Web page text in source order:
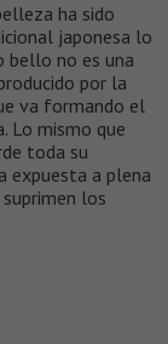
ha sido
japonesa lo
bello no es una
por la
va formando el
Lo mismo que
toda su
expuesta a plena
los